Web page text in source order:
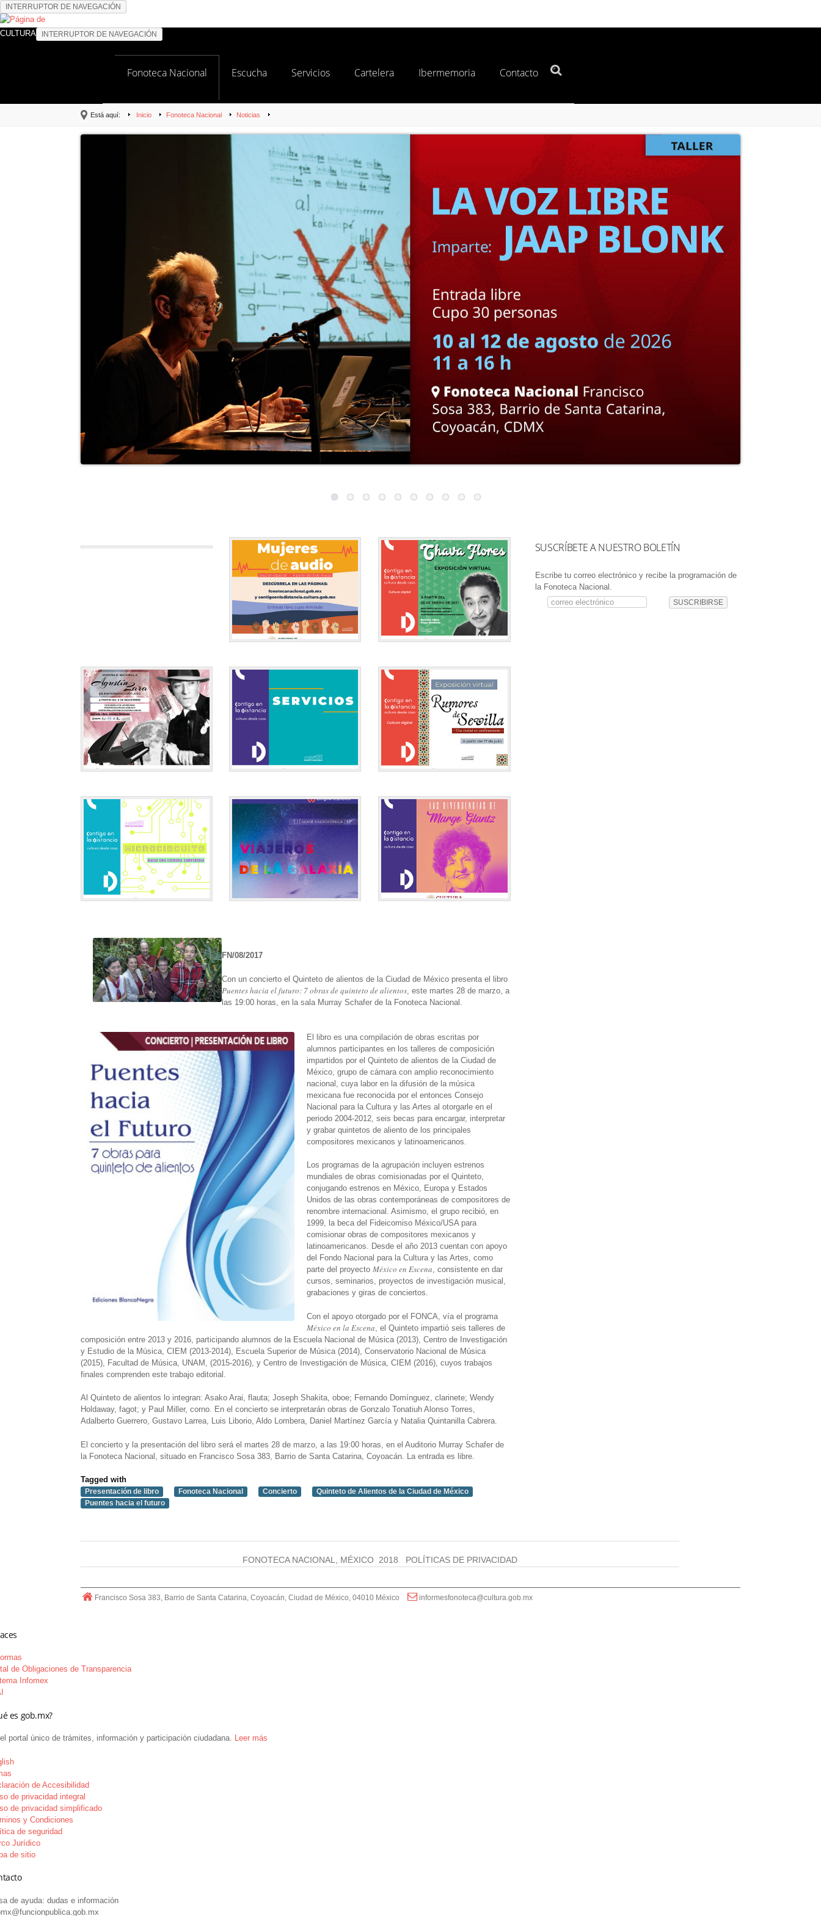
INTERRUPTOR DE NAVEGACIÓN
INTERRUPTOR DE NAVEGACIÓN
CULTURA
Fonoteca Nacional Escucha Servicios Cartelera Ibermemoria Contacto
Está aquí: Inicio Fonoteca Nacional Noticias
FN/08/2017
Con un concierto el Quinteto de alientos de la Ciudad de México presenta el libro
Puentes hacia el futuro: 7 obras de quinteto de alientos , este martes 28 de marzo, a
las 19:00 horas, en la sala Murray Schafer de la Fonoteca Nacional.
El libro es una compilación de obras escritas por
alumnos participantes en los talleres de composición
impartidos por el Quinteto de alientos de la Ciudad de
México, grupo de cámara con amplio reconocimiento
nacional, cuya labor en la difusión de la música
mexicana fue reconocida por el entonces Consejo
Nacional para la Cultura y las Artes al otorgarle en el
periodo 2004-2012, seis becas para encargar, interpretar
y grabar quintetos de aliento de los principales
compositores mexicanos y latinoamericanos.
Los programas de la agrupación incluyen estrenos
mundiales de obras comisionadas por el Quinteto,
conjugando estrenos en México, Europa y Estados
Unidos de las obras contemporáneas de compositores de
renombre internacional. Asimismo, el grupo recibió, en
1999, la beca del Fideicomiso México/USA para
comisionar obras de compositores mexicanos y
latinoamericanos. Desde el año 2013 cuentan con apoyo
del Fondo Nacional para la Cultura y las Artes, como
parte del proyecto México en Escena, consistente en dar
cursos, seminarios, proyectos de investigación musical,
grabaciones y giras de conciertos.
Con el apoyo otorgado por el FONCA, vía el programa
México en la Escena , el Quinteto impartió seis talleres de
composición entre 2013 y 2016, participando alumnos de la Escuela Nacional de Música (2013), Centro de Investigación
y Estudio de la Música, CIEM (2013-2014), Escuela Superior de Música (2014), Conservatorio Nacional de Música
(2015), Facultad de Música, UNAM, (2015-2016), y Centro de Investigación de Música, CIEM (2016), cuyos trabajos
finales comprenden este trabajo editorial.
Al Quinteto de alientos lo integran: Asako Arai, flauta; Joseph Shakita, oboe; Fernando Domínguez, clarinete; Wendy
Holdaway, fagot; y Paul Miller, corno. En el concierto se interpretarán obras de Gonzalo Tonatiuh Alonso Torres,
Adalberto Guerrero, Gustavo Larrea, Luis Liborio, Aldo Lombera, Daniel Martínez García y Natalia Quintanilla Cabrera.
El concierto y la presentación del libro será el martes 28 de marzo, a las 19:00 horas, en el Auditorio Murray Schafer de
la Fonoteca Nacional, situado en Francisco Sosa 383, Barrio de Santa Catarina, Coyoacán. La entrada es libre.
Tagged with
Presentación de libro Fonoteca Nacional Concierto
Quinteto de Alientos de la Ciudad de México
Puentes hacia el futuro
SUSCRÍBETE A NUESTRO BOLETÍN
Escribe tu correo electrónico y recibe la programación de
la Fonoteca Nacional.
FONOTECA NACIONAL, MÉXICO 2018 POLÍTICAS DE PRIVACIDAD
Francisco Sosa 383, Barrio de Santa Catarina, Coyoacán, Ciudad de México, 04010 México informesfonoteca@cultura.gob.mx
de Obligaciones de Transparencia
Infomex
es gob.mx?
portal único de trámites, información y participación ciudadana. Leer más
de Accesibilidad
de privacidad integral
de privacidad simplificado
y Condiciones
de seguridad
Jurídico
de sitio
de ayuda: dudas e información